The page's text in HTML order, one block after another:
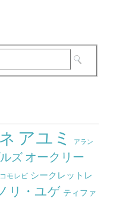
アユミ アラン
ズ オークリー
コモレビ シークレットレ
リ・ユゲ ティファ